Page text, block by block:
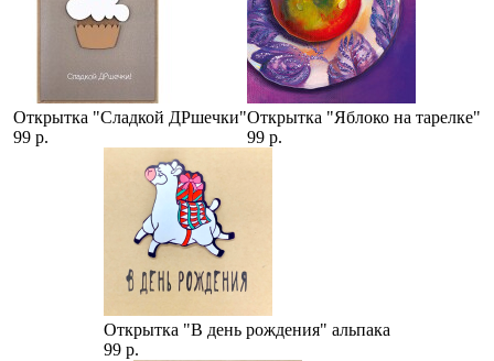
Открытка "Сладкой ДРшечки"
99 р.
Открытка "Яблоко на тарелке"
99 р.
Открытка "В день рождения" альпака
99 р.